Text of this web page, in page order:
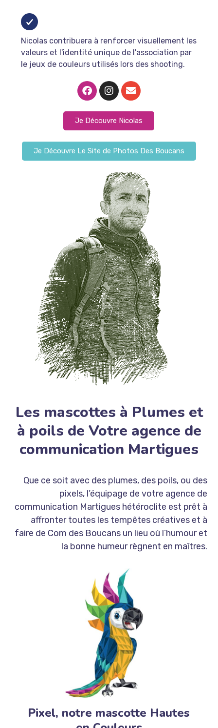
Nicolas contribuera à renforcer visuellement les
valeurs et l'identité unique de l'association par
le jeux de couleurs utilisés lors des shooting.
Je Découvre Nicolas
Je Découvre Le Site de Photos Des Boucans
Les mascottes à Plumes et
à poils de Votre agence de
communication Martigues
Que ce soit avec des plumes, des poils, ou des
pixels, l’équipage de votre agence de
communication Martigues hétéroclite est prêt à
affronter toutes les tempêtes créatives et à
faire de Com des Boucans un lieu où l’humour et
la bonne humeur règnent en maîtres.
Pixel, notre mascotte Hautes